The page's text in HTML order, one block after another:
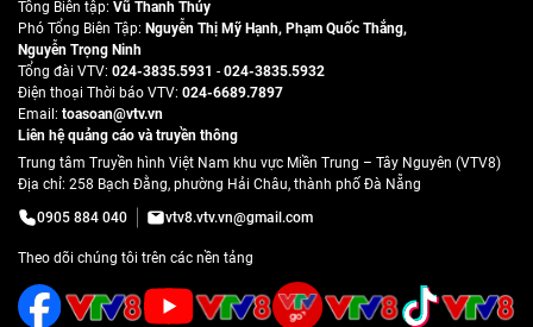
Tổng Biên tập: Vũ Thanh Thủy
Phó Tổng Biên Tập: Nguyễn Thị Mỹ Hạnh, Phạm Quốc Thắng,
Nguyễn Trọng Ninh
Tổng đài VTV: 024-3835.5931 - 024-3835.5932
Ðiện thoại Thời báo VTV: 024-6689.7897
Email: toasoan@vtv.vn
Liên hệ quảng cáo và truyền thông
Trung tâm Truyền hình Việt Nam khu vực Miền Trung – Tây Nguyên (VTV8)
Địa chỉ: 258 Bạch Đằng, phường Hải Châu, thành phố Đà Nẵng
0905 884 040
vtv8.vtv.vn@gmail.com
Theo dõi chúng tôi trên các nền tảng